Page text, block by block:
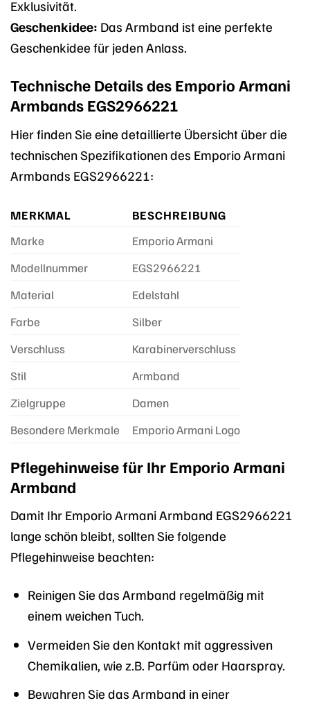
Exklusivität.
Geschenkidee: Das Armband ist eine perfekte
Geschenkidee für jeden Anlass.
Technische Details des Emporio Armani
Armbands EGS2966221
Hier finden Sie eine detaillierte Übersicht über die
technischen Spezifikationen des Emporio Armani
Armbands EGS2966221:
MERKMAL
BESCHREIBUNG
Marke
Emporio Armani
Modellnummer
EGS2966221
Material
Edelstahl
Farbe
Silber
Verschluss
Karabinerverschluss
Stil
Armband
Zielgruppe
Damen
Besondere Merkmale
Emporio Armani Logo
Pflegehinweise für Ihr Emporio Armani
Armband
Damit Ihr Emporio Armani Armband EGS2966221
lange schön bleibt, sollten Sie folgende
Pflegehinweise beachten:
Reinigen Sie das Armband regelmäßig mit
einem weichen Tuch.
Vermeiden Sie den Kontakt mit aggressiven
Chemikalien, wie z.B. Parfüm oder Haarspray.
Bewahren Sie das Armband in einer